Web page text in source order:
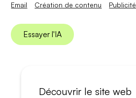
Email
Création de contenu Publicité
Essayer l'IA
Découvrir le site web